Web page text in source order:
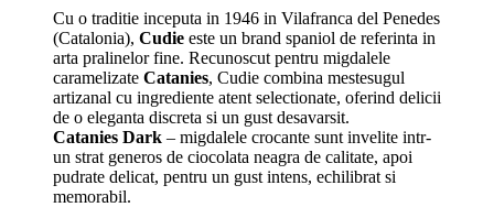
Cu o traditie inceputa in 1946 in Vilafranca del Penedes
(Catalonia), Cudie este un brand spaniol de referinta in
arta pralinelor fine. Recunoscut pentru migdalele
caramelizate Catanies, Cudie combina mestesugul
artizanal cu ingrediente atent selectionate, oferind delicii
de o eleganta discreta si un gust desavarsit.
Catanies Dark – migdalele crocante sunt invelite intr-
un strat generos de ciocolata neagra de calitate, apoi
pudrate delicat, pentru un gust intens, echilibrat si
memorabil.